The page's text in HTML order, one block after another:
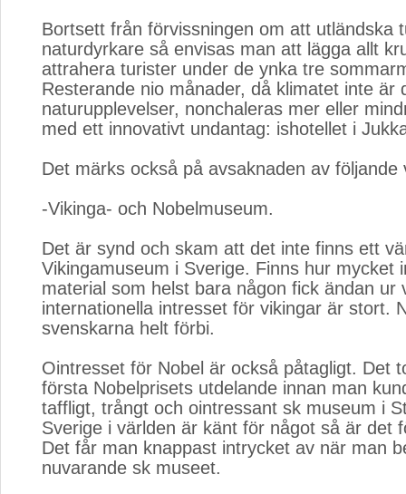
Bortsett från förvissningen om att utländska
naturdyrkare så envisas man att lägga allt
attrahera turister under de ynka tre
Resterande nio månader, då klimatet inte är
naturupplevelser, nonchaleras mer eller
med ett innovativt undantag: ishotellet i
Det märks också på avsaknaden av följande
-Vikinga- och Nobelmuseum.
Det är synd och skam att det inte finns ett
Vikingamuseum i Sverige. Finns hur mycket
material som helst bara någon fick ändan ur
internationella intresset för vikingar är stort.
svenskarna helt förbi.
Ointresset för Nobel är också påtagligt. Det
första Nobelprisets utdelande innan man
taffligt, trångt och ointressant sk museum i
Sverige i världen är känt för något så är det
Det får man knappast intrycket av när man
nuvarande sk museet.